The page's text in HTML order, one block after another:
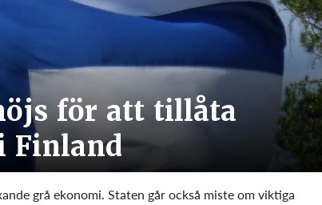
för att tillåta
Finland
grå ekonomi. Staten går också miste om viktiga